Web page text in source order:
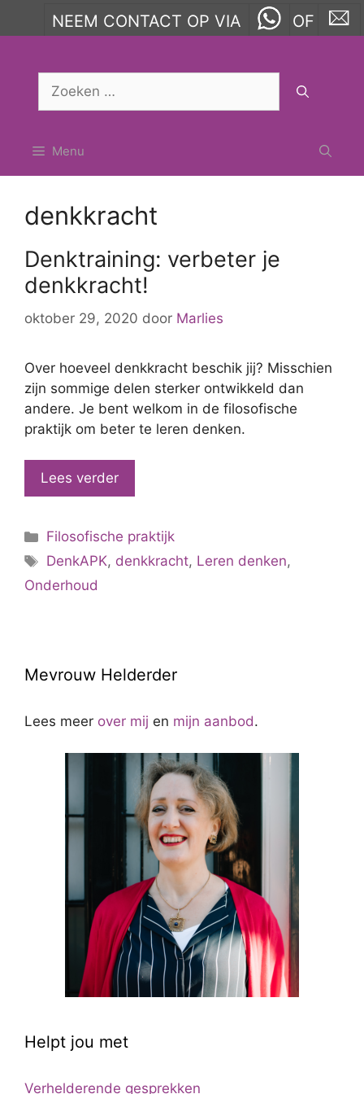
NEEM CONTACT OP VIA OF
Zoek
Menu
denkkracht
Denktraining: verbeter je
denkkracht!
oktober 29, 2020 door Marlies
Over hoeveel denkkracht beschik jij? Misschien
zijn sommige delen sterker ontwikkeld dan
andere. Je bent welkom in de filosofische
praktijk om beter te leren denken.
Lees verder
Categorieën
Filosofische praktijk
Tags
DenkAPK, denkkracht, Leren denken,
Onderhoud
Mevrouw Helderder
Lees meer over mij en mijn aanbod.
Helpt jou met
Verhelderende gesprekken